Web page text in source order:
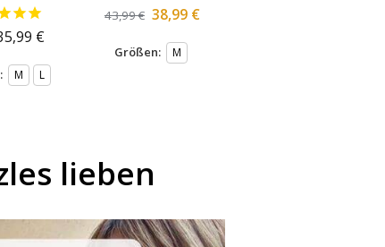
€
M L
43,99€ 38,99 €
Größen: M
lieben